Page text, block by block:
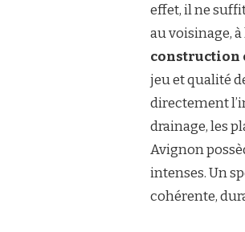
ENVIRONNEMENT
RÉSIDENTIEL
effet, il ne
au voisinage,
construction
jeu et qualité
directement
drainage, les
Avignon
intenses. Un
cohérente,